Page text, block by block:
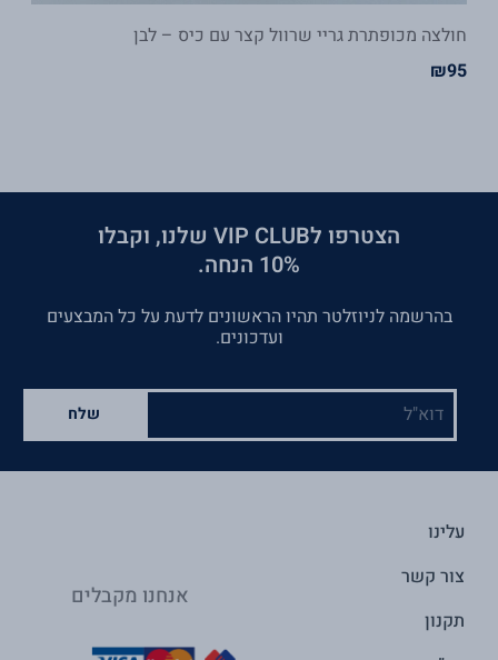
חולצה מכופתרת גריי שרוול קצר עם כיס – לבן
₪95
הצטרפו לVIP CLUB שלנו, וקבלו
10% הנחה.
בהרשמה לניוזלטר תהיו הראשונים לדעת על כל המבצעים
ועדכונים.
שלח
עלינו
צור קשר
תקנון
אנחנו מקבלים